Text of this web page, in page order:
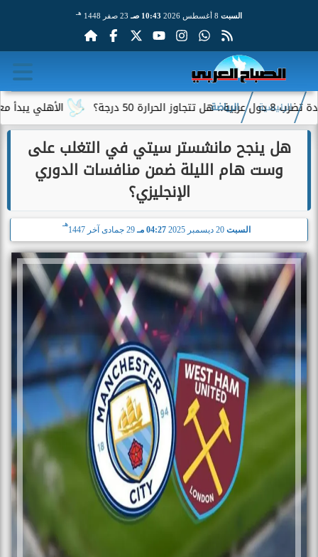
السبت 10:43 صـ 23 صفر 1448 هـ
الأهلي يبدأ معسكر الرئيسية الرياضة
هل ينجح مانشستر سيتي في التغلب على
وست هام الليلة ضمن منافسات الدوري
الإنجليزي؟
السبت 20 ديسمبر 2025 04:27 مـ 29 جمادى آخر 1447
هـ